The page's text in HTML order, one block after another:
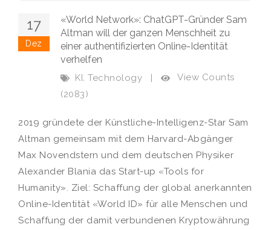
17
Dez
«World Network»: ChatGPT-Gründer Sam
Altman will der ganzen Menschheit zu
einer authentifizierten Online-Identität
verhelfen
KI, Technology |
View Counts
(2083)
2019 gründete der Künstliche-Intelligenz-Star Sam
Altman gemeinsam mit dem Harvard-Abgänger
Max Novendstern und dem deutschen Physiker
Alexander Blania das Start-up «Tools for
Humanity». Ziel: Schaffung der global anerkannten
Online-Identität «World ID» für alle Menschen und
Schaffung der damit verbundenen Kryptowährung